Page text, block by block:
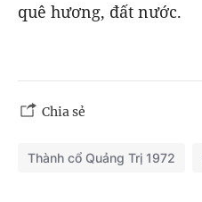
quê hương, đất nước.
Chia sẻ
Thành cổ Quảng Trị 1972